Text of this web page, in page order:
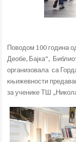
Поводом 100 година
Деобе, Бајка“,
организовала са
књижевности
за ученике ТШ